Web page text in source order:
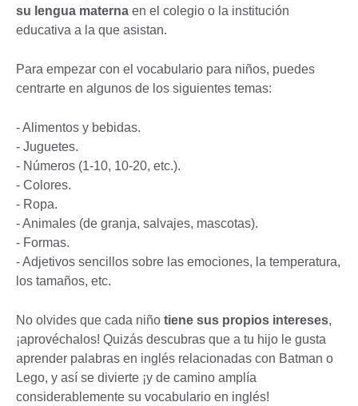
su lengua materna en el colegio o la institución
educativa a la que asistan.
Para empezar con el vocabulario para niños, puedes
centrarte en algunos de los siguientes temas:
- Alimentos y bebidas.
- Juguetes.
- Números (1-10, 10-20, etc.).
- Colores.
- Ropa.
- Animales (de granja, salvajes, mascotas).
- Formas.
- Adjetivos sencillos sobre las emociones, la temperatura,
los tamaños, etc.
No olvides que cada niño tiene sus propios intereses,
¡aprovéchalos! Quizás descubras que a tu hijo le gusta
aprender palabras en inglés relacionadas con Batman o
Lego, y así se divierte ¡y de camino amplía
considerablemente su vocabulario en inglés!